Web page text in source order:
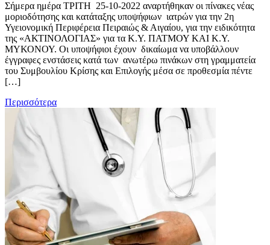
Σήμερα ημέρα ΤΡΙΤΗ 25-10-2022 αναρτήθηκαν οι πίνακες νέας
μοριοδότησης και κατάταξης υποψήφιων ιατρών για την 2η
Υγειονομική Περιφέρεια Πειραιώς & Αιγαίου, για την ειδικότητα
της «ΑΚΤΙΝΟΛΟΓΙΑΣ» για τα Κ.Υ. ΠΑΤΜΟΥ ΚΑΙ Κ.Υ.
ΜΥΚΟΝΟΥ. Οι υποψήφιοι έχουν δικαίωμα να υποβάλλουν
έγγραφες ενστάσεις κατά των ανωτέρω πινάκων στη γραμματεία
του Συμβουλίου Κρίσης και Επιλογής μέσα σε προθεσμία πέντε
[…]
Περισσότερα